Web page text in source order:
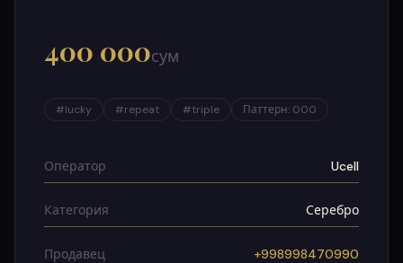
400 000сум
#lucky #repeat #triple Паттерн: 000
Оператор Ucell
Категория Серебро
Продавец +998998470990